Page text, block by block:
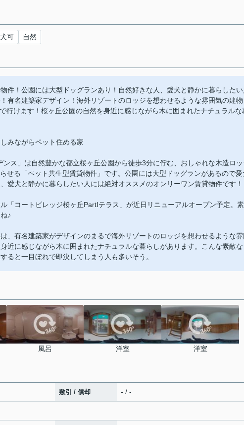
犬可 自然
件！公園には大型ドッグランあり！自然好きな人、愛犬と静かに暮らした
有名建築家デザイン！海外リゾートのロッジを想わせるような雰囲気の建
行けます！桜ヶ丘公園の自然を身近に感じながら木に囲まれたナチュラルな
みながらペット住める家
ンス」は自然豊かな都立桜ヶ丘公園から徒歩3分に佇む、おしゃれな木造ロ
せる「ペット共生型賃貸物件」です。公園には大型ドッグランがあるので愛
愛犬と静かに暮らしたい人には絶対オススメのオンリーワン賃貸物件です！
「コートビレッジ桜ヶ丘PartIテラス」が近日リニューアルオープン予定。素
♪
、有名建築家がデザインのまるで海外リゾートのロッジを想わせるような
近に感じながら木に囲まれたナチュラルな暮らしがあります。こんな素敵
ると一目ぼれで即決してしまう人も多いそう。
風呂 洋室 洋室
敷引 / 償却 - / -